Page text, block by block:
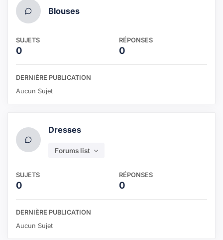
Blouses
SUJETS
0
RÉPONSES
0
DERNIÈRE PUBLICATION
Aucun Sujet
Dresses
Forums list
SUJETS
0
RÉPONSES
0
DERNIÈRE PUBLICATION
Aucun Sujet